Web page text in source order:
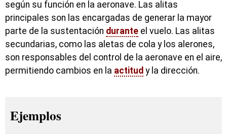
según su función en la aeronave. Las alitas
principales son las encargadas de generar la mayor
parte de la sustentación durante el vuelo. Las alitas
secundarias, como las aletas de cola y los alerones,
son responsables del control de la aeronave en el aire,
permitiendo cambios en la actitud y la dirección.
Ejemplos